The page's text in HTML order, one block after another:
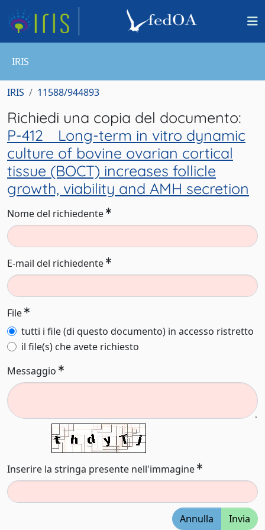
IRIS
IRIS 11588/944893
Richiedi una copia del documento:
P-412 Long-term in vitro dynamic
culture of bovine ovarian cortical
tissue (BOCT) increases follicle
growth, viability and AMH secretion
Nome del richiedente
E-mail del richiedente
File
tutti i file (di questo documento) in accesso ristretto
il file(s) che avete richiesto
Messaggio
Inserire la stringa presente nell'immagine
Annulla Invia